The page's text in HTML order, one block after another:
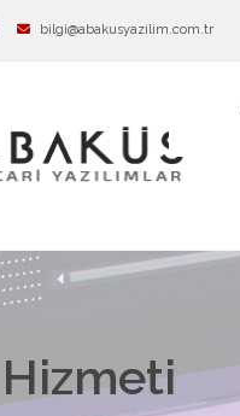
bilgi@abakusyazilim.com.tr